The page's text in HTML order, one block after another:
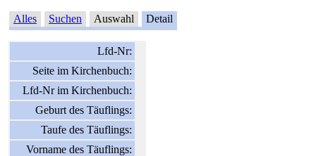
Alles Suchen Auswahl Detail
Lfd-Nr:
Seite im Kirchenbuch:
Lfd-Nr im Kirchenbuch:
Geburt des Täuflings:
Taufe des Täuflings:
Vorname des Täuflings: